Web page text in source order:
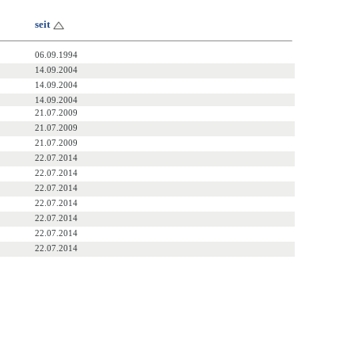
seit
06.09.1994
14.09.2004
14.09.2004
14.09.2004
21.07.2009
21.07.2009
21.07.2009
22.07.2014
22.07.2014
22.07.2014
22.07.2014
22.07.2014
22.07.2014
22.07.2014